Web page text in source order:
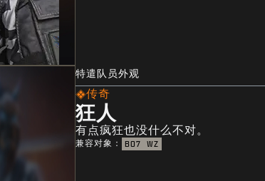
特遣队员外观
传奇
狂人
有点疯狂也没什么不对。
兼容对象： BO7 WZ